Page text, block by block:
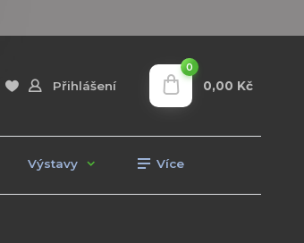
Přihlášení
0
0,00 Kč
Výstavy Více